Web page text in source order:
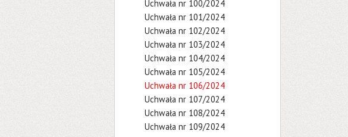
Uchwała nr 100/2024
Uchwała nr 101/2024
Uchwała nr 102/2024
Uchwała nr 103/2024
Uchwała nr 104/2024
Uchwała nr 105/2024
Uchwała nr 106/2024
Uchwała nr 107/2024
Uchwała nr 108/2024
Uchwała nr 109/2024